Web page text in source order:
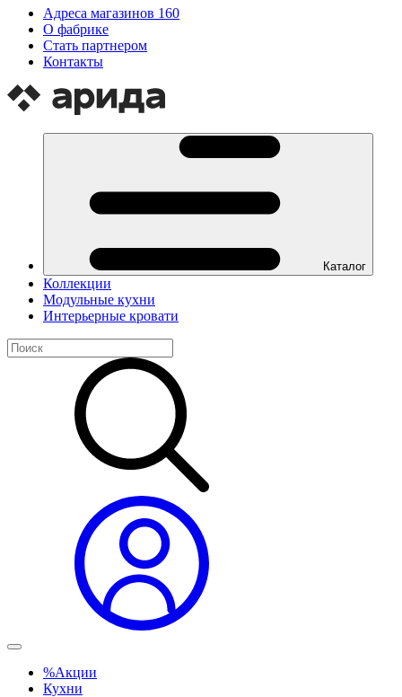
Адреса магазинов 160
О фабрике
Стать партнером
Контакты
Каталог
Коллекции
Модульные кухни
Интерьерные кровати
%Акции
Кухни